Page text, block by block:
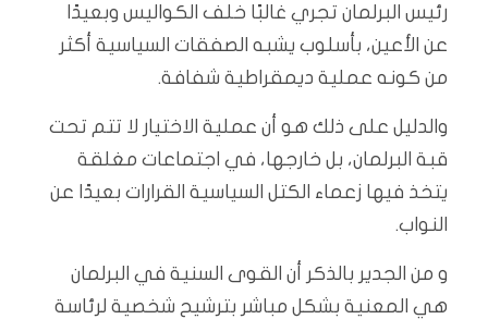
رئيس البرلمان تجري غالبًا خلف الكواليس وبعيدًا
عن الأعين، بأسلوب يشبه الصفقات السياسية أكثر
من كونه عملية ديمقراطية شفافة.
والدليل على ذلك هو أن عملية الاختيار لا تتم تحت
قبة البرلمان، بل خارجها، في اجتماعات مغلقة
يتخذ فيها زعماء الكتل السياسية القرارات بعيدًا عن
النواب.
و من الجدير بالذكر أن القوى السنية في البرلمان
هي المعنية بشكل مباشر بترشيح شخصية لرئاسة